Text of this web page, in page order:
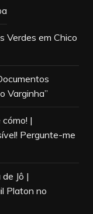
Verdes em Chico
Varginha”
cómo! |
Pergunte-me
Jô |
Platon no